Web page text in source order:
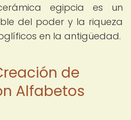
egipcia es un
del poder y la riqueza
en la antigüedad.
de
Alfabetos